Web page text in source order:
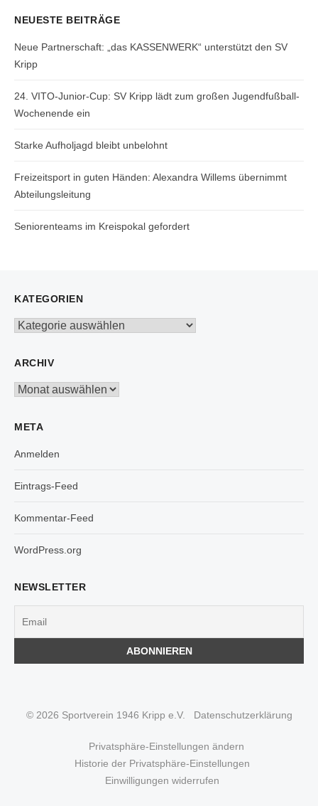
NEUESTE BEITRÄGE
Neue Partnerschaft: „das KASSENWERK“ unterstützt den SV
Kripp
24. VITO-Junior-Cup: SV Kripp lädt zum großen Jugendfußball-
Wochenende ein
Starke Aufholjagd bleibt unbelohnt
Freizeitsport in guten Händen: Alexandra Willems übernimmt
Abteilungsleitung
Seniorenteams im Kreispokal gefordert
KATEGORIEN
Kategorien
ARCHIV
Archiv
META
Anmelden
Eintrags-Feed
Kommentar-Feed
WordPress.org
NEWSLETTER
© 2026 Sportverein 1946 Kripp e.V. Datenschutzerklärung
Privatsphäre-Einstellungen ändern
Historie der Privatsphäre-Einstellungen
Einwilligungen widerrufen